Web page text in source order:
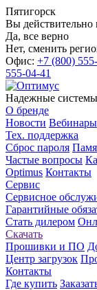
Пятигорск
Вы действительно
Да, все верно
Нет, сменить
Офис: +7 (800)
555-04-41
Надежные системы
О бренде
Новости Вебинары
Тех. поддержка
Сброс пароля
Частые вопросы
Optimus Контакты
Сервис
Сервисное
Гарантийные
Стать дилером
Скачать
Прошивки и ПО
Центр загрузок
Контакты
Где купить